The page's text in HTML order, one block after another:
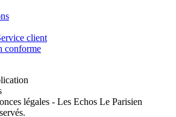
client
conforme
légales - Les Echos Le Parisien